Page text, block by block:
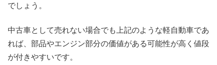
でしょう。
中古車として売れない場合でも上記のような軽自動車であ
れば、部品やエンジン部分の価値がある可能性が高く値段
が付きやすいです。